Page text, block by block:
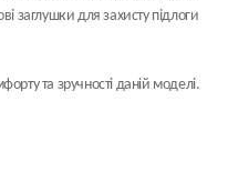
заглушки для захисту підлоги
та зручності даній моделі.